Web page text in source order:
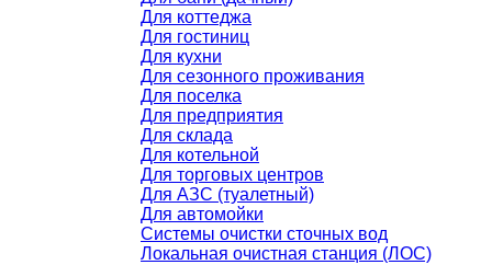
Для коттеджа
Для гостиниц
Для кухни
Для сезонного проживания
Для поселка
Для предприятия
Для склада
Для котельной
Для торговых центров
Для АЗС (туалетный)
Для автомойки
Системы очистки сточных вод
Локальная очистная станция (ЛОС)